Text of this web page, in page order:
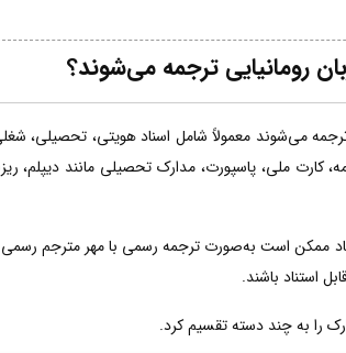
رومانیایی ترجمه می‌شوند؟
می‌شوند معمولاً شامل اسناد هویتی، تحصیلی،
کارت ملی، پاسپورت، مدارک تحصیلی مانند دیپلم،
ممکن است به‌صورت ترجمه رسمی با مهر مترجم رسمی
استناد باشند.
را به چند دسته تقسیم کرد.